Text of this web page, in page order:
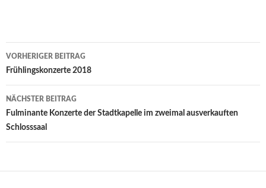
Beitragsnavigation
VORHERIGER BEITRAG
Frühlingskonzerte 2018
NÄCHSTER BEITRAG
Fulminante Konzerte der Stadtkapelle im zweimal ausverkauften
Schlosssaal